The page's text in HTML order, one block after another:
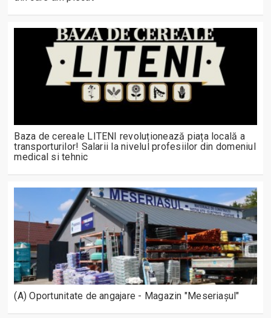
Baza de cereale LITENI revoluționează piața locală a
transporturilor! Salarii la nivelul profesiilor din domeniul
medical si tehnic
(A) Oportunitate de angajare - Magazin "Meseriașul"